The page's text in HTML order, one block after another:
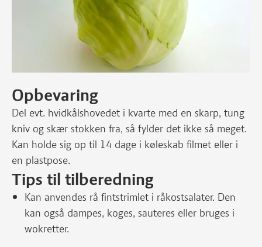
Opbevaring
Del evt. hvidkålshovedet i kvarte med en skarp, tung
kniv og skær stokken fra, så fylder det ikke så meget.
Kan holde sig op til 14 dage i køleskab filmet eller i
en plastpose.
Tips til tilberedning
Kan anvendes rå fintstrimlet i råkostsalater. Den
kan også dampes, koges, sauteres eller bruges i
wokretter.